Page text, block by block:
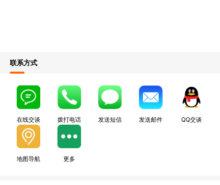
联系方式
在线交谈 拨打电话 发送短信 发送邮件 QQ交谈
地图导航 更多